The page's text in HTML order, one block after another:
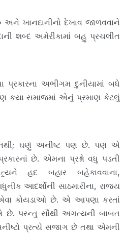
ખાનદાનીનો દેખાવ જાળવવાને
શબ્દ અમેરીકામાં બહુ પ્રચલીત
અભીગમ દુનીયામાં બધે
કયા સમાજમાં એનું પ્રમાણ કેટલું
ઘણું અનીષ્ટ પણ છે. પણ એ
છે. એમના પ્રશ્નો વધુ પડતી
હદ બહાર બહેકાવવાના,
આદર્શોની સાઠમારીના, રાજ્ય
એવા કોયડાઓ છે. એ આપણા કરતાં
છે. પરન્તુ સૌથી અગત્યની બાબત
પ્રત્યે સજાગ છે તથા એમની